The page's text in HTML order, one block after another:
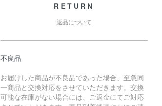
RETURN
返品について
不良品
お届けした商品が不良品であった場合、至急同
一商品と交換対応をさせていただきます。交換
可能な在庫がない場合には、ご返金にてご対応